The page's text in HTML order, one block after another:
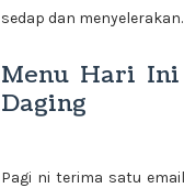
sedap dan
Menu Hari Ini
Daging
Pagi ni terima satu